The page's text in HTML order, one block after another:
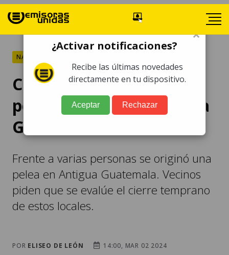
NACIONALES
Captan en video nueva
pelea en local de Antigua
Guatemala
Frente a varias personas se originó una
pelea en Antigua Guatemala. Vecinos
piden que se evalúe el cierre temprano
de estos locales.
POR ELISEO DE LEÓN
14:00, MAR 02 2024
×
¿Activar notificaciones?
Recibe las últimas novedades
directamente en tu dispositivo.
Aceptar Rechazar